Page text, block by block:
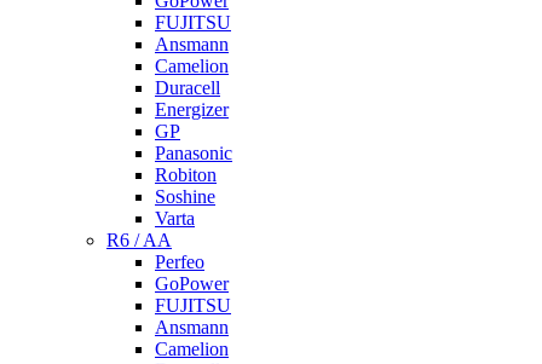
FUJITSU
Ansmann
Camelion
Duracell
Energizer
GP
Panasonic
Robiton
Soshine
Varta
R6 / AA
Perfeo
GoPower
FUJITSU
Ansmann
Camelion